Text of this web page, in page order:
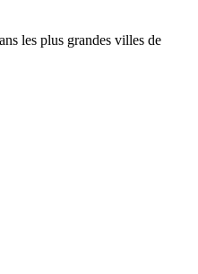
les plus grandes villes de